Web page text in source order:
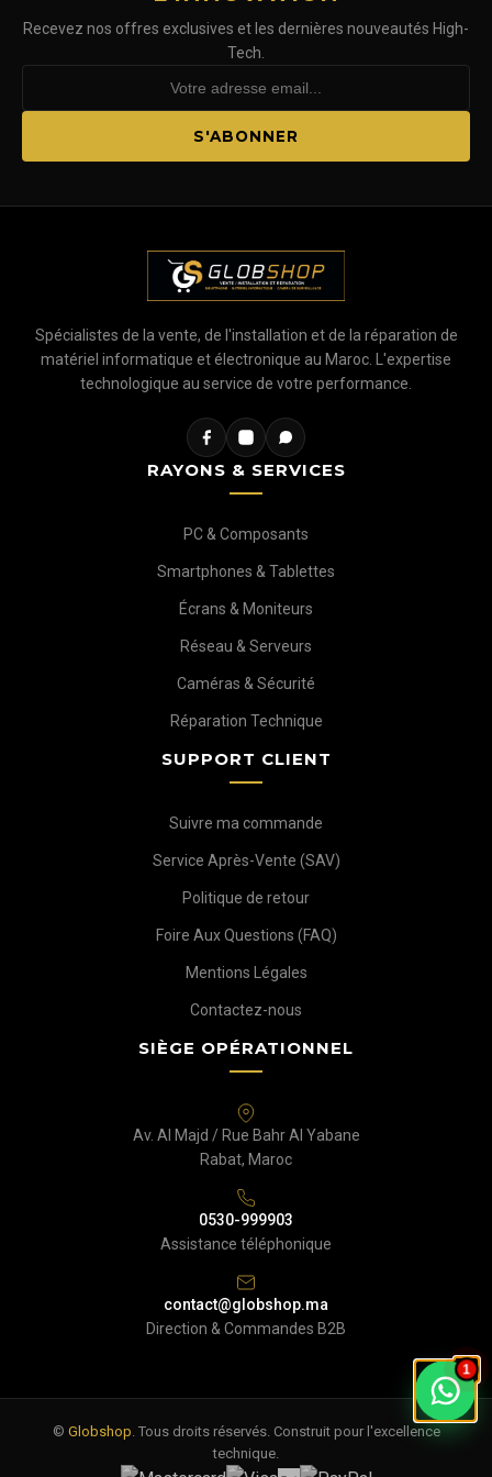
Recevez nos offres exclusives et les dernières nouveautés High-
Tech.
S'ABONNER
Spécialistes de la vente, de l'installation et de la réparation de
matériel informatique et électronique au Maroc. L'expertise
technologique au service de votre performance.
RAYONS & SERVICES
PC & Composants
Smartphones & Tablettes
Écrans & Moniteurs
Réseau & Serveurs
Caméras & Sécurité
Réparation Technique
SUPPORT CLIENT
Suivre ma commande
Service Après-Vente (SAV)
Politique de retour
Foire Aux Questions (FAQ)
Mentions Légales
Contactez-nous
SIÈGE OPÉRATIONNEL
Av. Al Majd / Rue Bahr Al Yabane
Rabat, Maroc
0530-999903
Assistance téléphonique
contact@globshop.ma
Direction & Commandes B2B
© Globshop. Tous droits réservés. Construit pour l'excellence
technique.
1